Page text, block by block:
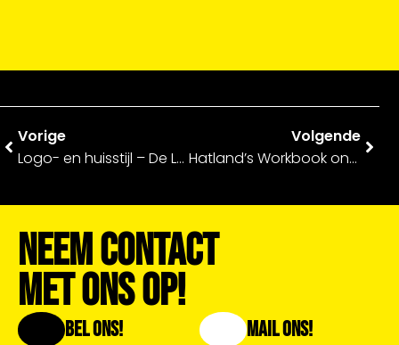
Vorige
Logo- en huisstijl – De Lange Pro
Volgende
Hatland’s Workbook ontwerp Autumn / Winter 2023
Neem Contact
Met Ons Op!
Bel Ons! Mail Ons!